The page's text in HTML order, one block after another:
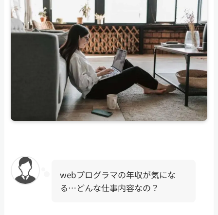
webプログラマの年収が気にな
る…どんな仕事内容なの？